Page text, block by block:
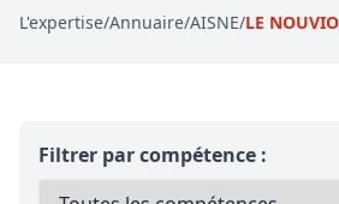
L'expertise/Annuaire/AISNE/LE
Filtrer par compétence :